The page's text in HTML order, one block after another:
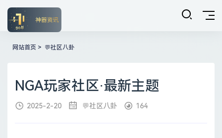
网站首页 > 💬社区八卦
NGA玩家社区·最新主题
2025-2-20 💬社区八卦 164